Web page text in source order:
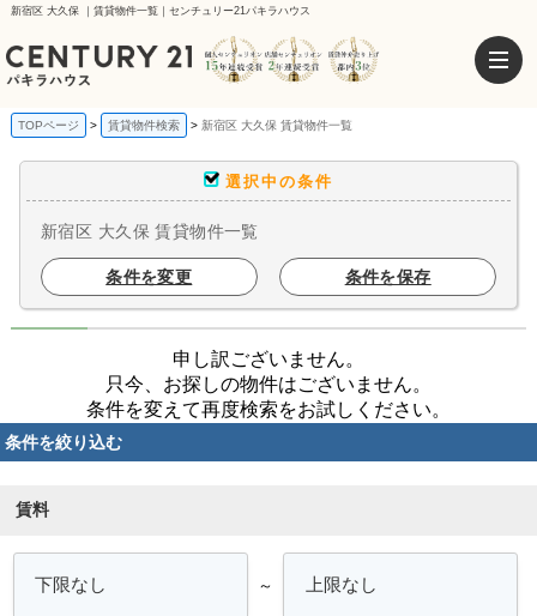
新宿区 大久保 ｜賃貸物件一覧｜センチュリー21パキラハウス
TOPページ 賃貸物件検索 新宿区 大久保 賃貸物件一覧
選択中の条件
新宿区 大久保 賃貸物件一覧
条件を変更 条件を保存
申し訳ございません。
只今、お探しの物件はございません。
条件を変えて再度検索をお試しください。
条件を絞り込む
賃料
～